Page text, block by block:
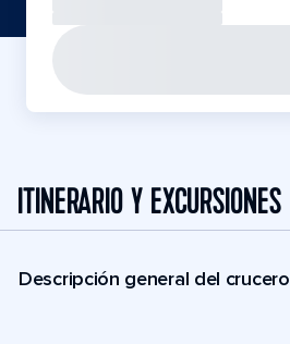
ITINERARIO Y EXCURSIONES
Descripción general del crucero